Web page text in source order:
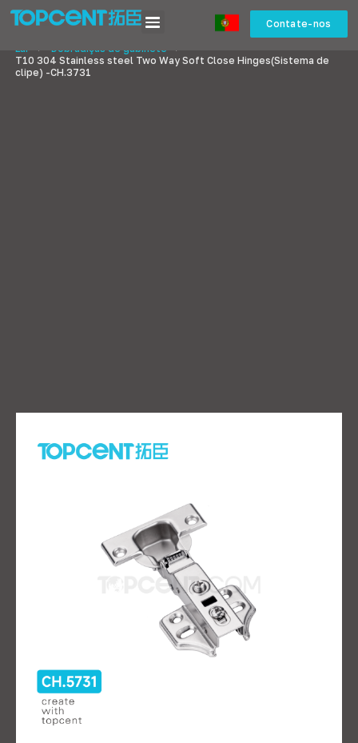
Contate-nos
Lar > Dobradiças de gabinete
>
T10 304 Stainless steel Two Way Soft Close Hinges(Sistema de
clipe) -CH.3731